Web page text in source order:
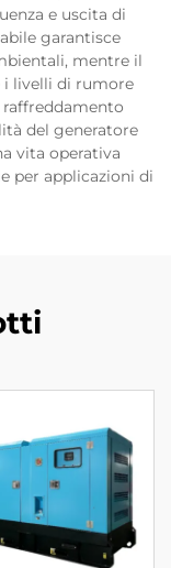
e uscita di
garantisce
mentre il
i livelli di rumore
del generatore
vita operativa
per applicazioni di